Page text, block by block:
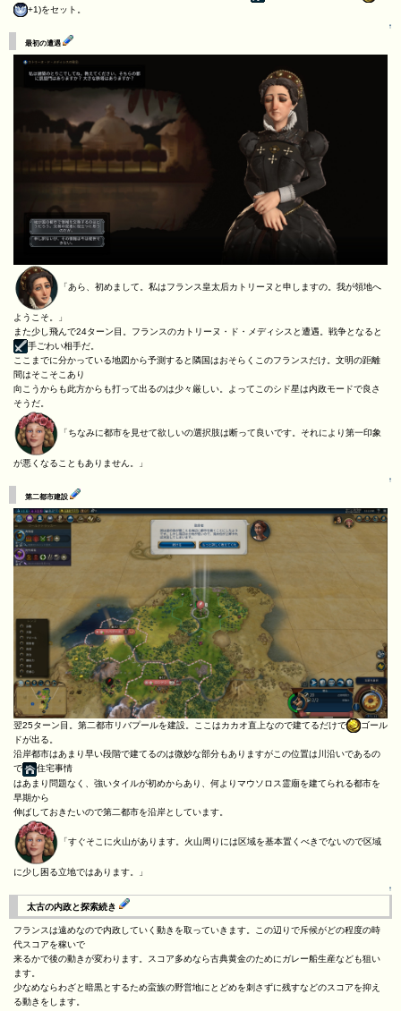
+1)をセット。
↑
最初の遭遇
「あら、初めまして。私はフランス皇太后カトリーヌと申しますの。我が領地へ
ようこそ。」
また少し飛んで24ターン目。フランスのカトリーヌ・ド・メディシスと遭遇。戦争となると
手ごわい相手だ。
ここまでに分かっている地図から予測すると隣国はおそらくこのフランスだけ。文明の距離
間はそこそこあり
向こうからも此方からも打って出るのは少々厳しい。よってこのシド星は内政モードで良さ
そうだ。
「ちなみに都市を見せて欲しいの選択肢は断って良いです。それにより第一印象
が悪くなることもありません。」
↑
第二都市建設
翌25ターン目。第二都市リバプールを建設。ここはカカオ直上なので建てるだけで
ゴール
ドが出る。
沿岸都市はあまり早い段階で建てるのは微妙な部分もありますがこの位置は川沿いであるの
で
住宅事情
はあまり問題なく、強いタイルが初めからあり、何よりマウソロス霊廟を建てられる都市を
早期から
伸ばしておきたいので第二都市を沿岸としています。
「すぐそこに火山があります。火山周りには区域を基本置くべきでないので区域
に少し困る立地ではあります。」
↑
太古の内政と探索続き
フランスは遠めなので内政していく動きを取っていきます。この辺りで斥候がどの程度の時
代スコアを稼いで
来るかで後の動きが変わります。スコア多めなら古典黄金のためにガレー船生産なども狙い
ます。
少なめならわざと暗黒とするため蛮族の野営地にとどめを刺さずに残すなどのスコアを抑え
る動きをします。